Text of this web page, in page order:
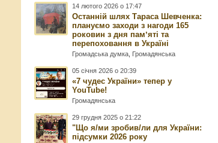
14 лютого 2026 о 17:47
Останній шлях Тараса Шевченка:
плануємо заходи з нагоди 165
роковин з дня памʼяті та
перепоховання в Україні
Громадська думка Громадянська
05 січня 2026 о 20:39
«7 чудес України» тепер у
YouTube!
Громадянська
29 грудня 2025 о 21:22
"Що я/ми зробив/ли для України:
підсумки 2026 року